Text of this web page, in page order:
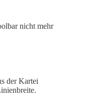
nicht mehr
der Kartei